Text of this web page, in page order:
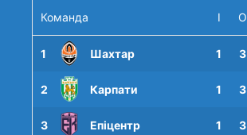
Команда І О
1 Шахтар 1 3
2 Карпати 1 3
3 Епіцентр 1 3